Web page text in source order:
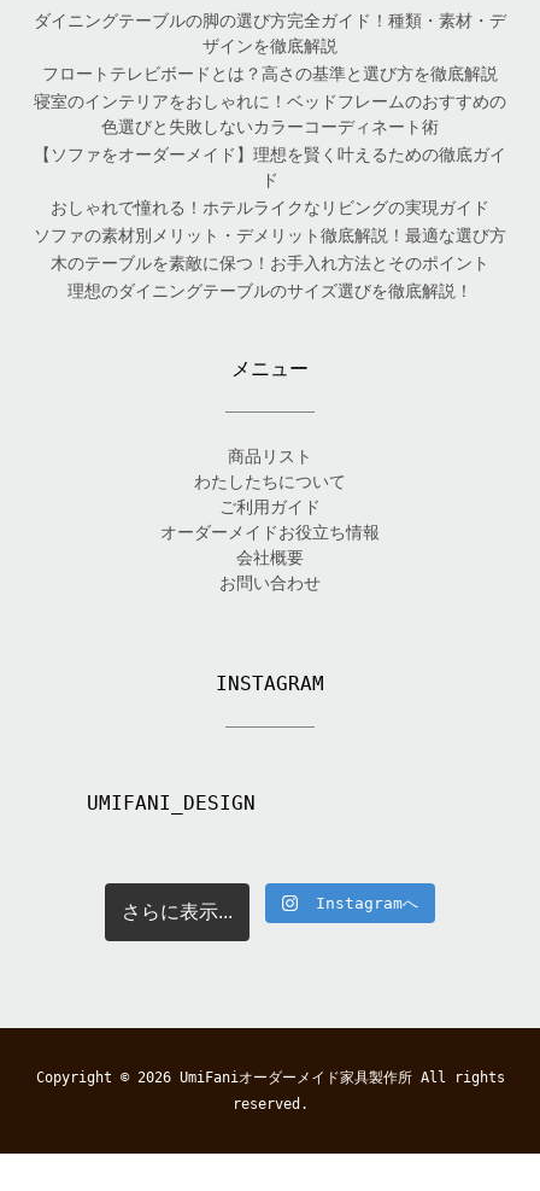
ダイニングテーブルの脚の選び方完全ガイド！種類・素材・デ
ザインを徹底解説
フロートテレビボードとは？高さの基準と選び方を徹底解説
寝室のインテリアをおしゃれに！ベッドフレームのおすすめの
色選びと失敗しないカラーコーディネート術
【ソファをオーダーメイド】理想を賢く叶えるための徹底ガイ
ド
おしゃれで憧れる！ホテルライクなリビングの実現ガイド
ソファの素材別メリット・デメリット徹底解説！最適な選び方
木のテーブルを素敵に保つ！お手入れ方法とそのポイント
理想のダイニングテーブルのサイズ選びを徹底解説！
メニュー
商品リスト
わたしたちについて
ご利用ガイド
オーダーメイドお役立ち情報
会社概要
お問い合わせ
INSTAGRAM
UMIFANI_DESIGN
さらに表示... Instagramへ
Copyright © 2026 UmiFaniオーダーメイド家具製作所All rights
reserved.